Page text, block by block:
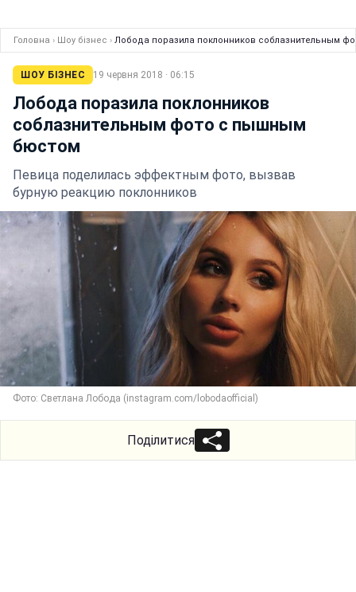
Головна › Шоу бізнес › Лобода поразила поклонников соблазнительным
ШОУ БІЗНЕС 19 червня 2018 · 06:15
Лобода поразила поклонников
соблазнительным фото с пышным
бюстом
Певица поделилась эффектным фото, вызвав
бурную реакцию поклонников
Фото: Светлана Лобода (instagram.com/lobodaofficial)
Поділитися